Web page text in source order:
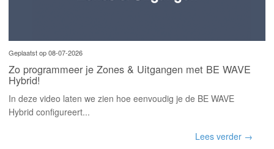
Geplaatst op 08-07-2026
Zo programmeer je Zones & Uitgangen met BE WAVE
Hybrid!
In deze video laten we zien hoe eenvoudig je de BE WAVE
Hybrid configureert...
Lees verder →